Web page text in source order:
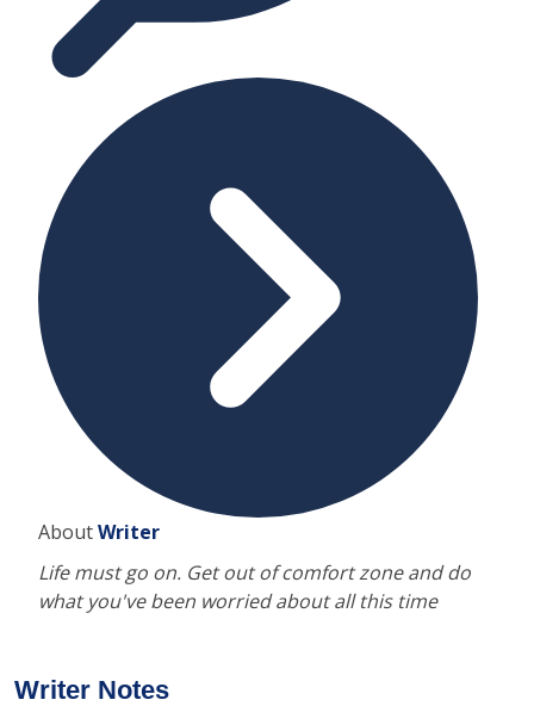
AboutWriter
Life must go on. Get out of comfort zone and do
what you've been worried about all this time
Writer Notes